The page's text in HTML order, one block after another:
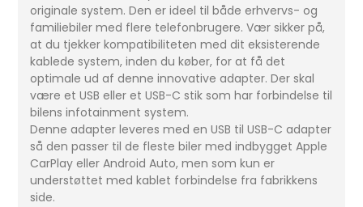
originale system. Den er ideel til både erhvervs- og
familiebiler med flere telefonbrugere. Vær sikker på,
at du tjekker kompatibiliteten med dit eksisterende
kablede system, inden du køber, for at få det
optimale ud af denne innovative adapter. Der skal
være et USB eller et USB-C stik som har forbindelse til
bilens infotainment system.
Denne adapter leveres med en USB til USB-C adapter
så den passer til de fleste biler med indbygget Apple
CarPlay eller Android Auto, men som kun er
understøttet med kablet forbindelse fra fabrikkens
side.